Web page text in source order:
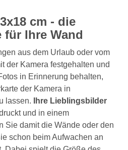
cm - die
für Ihre Wand
aus dem Urlaub oder vom
der Kamera festgehalten und
in Erinnerung behalten,
der Kamera in
lassen.
Ihre Lieblingsbilder
und in einem
Sie damit die Wände oder den
schon beim Aufwachen an